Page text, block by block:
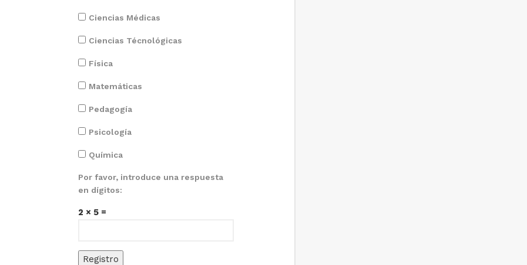
Ciencias Médicas
Ciencias Técnológicas
Física
Matemáticas
Pedagogía
Psicología
Química
Por favor, introduce una respuesta
en dígitos:
2 × 5 =
Registro